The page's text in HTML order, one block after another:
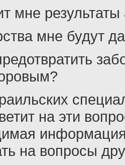
мне результаты
мне будут
на эти
на вопросы